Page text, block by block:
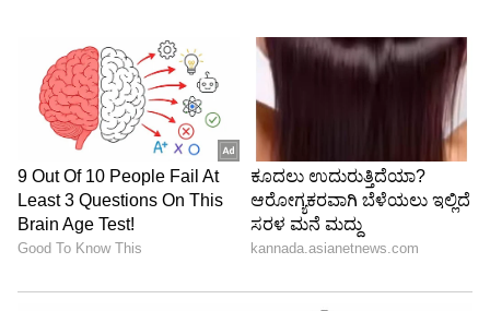
ಹಾಡನ್ನು ಧ್ವನಿಮುದ್ರಿಸಿದರು. ಆದರೂ ವಿಷಾದಕರ ಸಂಗತಿ
ಎಂದರೆ ಈ ಹಾಡನ್ನು ಚಿತ್ರದಿಂದ ಹೊರಗಿಡಲಾಯಿತು.
10